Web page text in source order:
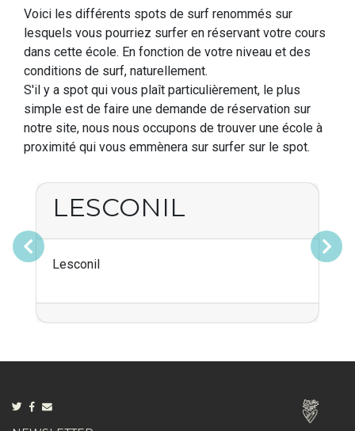
Voici les différents spots de surf renommés sur
lesquels vous pourriez surfer en réservant votre cours
dans cette école. En fonction de votre niveau et des
conditions de surf, naturellement.
S'il y a spot qui vous plaît particulièrement, le plus
simple est de faire une demande de réservation sur
notre site, nous nous occupons de trouver une école à
proximité qui vous emmènera sur surfer sur le spot.
LESCONIL
Lesconil
Suivant